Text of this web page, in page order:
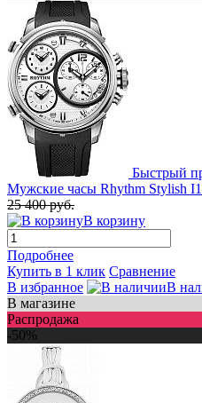
Быстрый
Мужские часы Rhythm Stylish
25 400 руб.
В корзину
Подробнее
Купить в 1 клик Сравнение
В избранное
В
В магазине
Распродажа
-50%